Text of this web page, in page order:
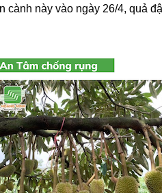
này vào ngày 26/4, quả